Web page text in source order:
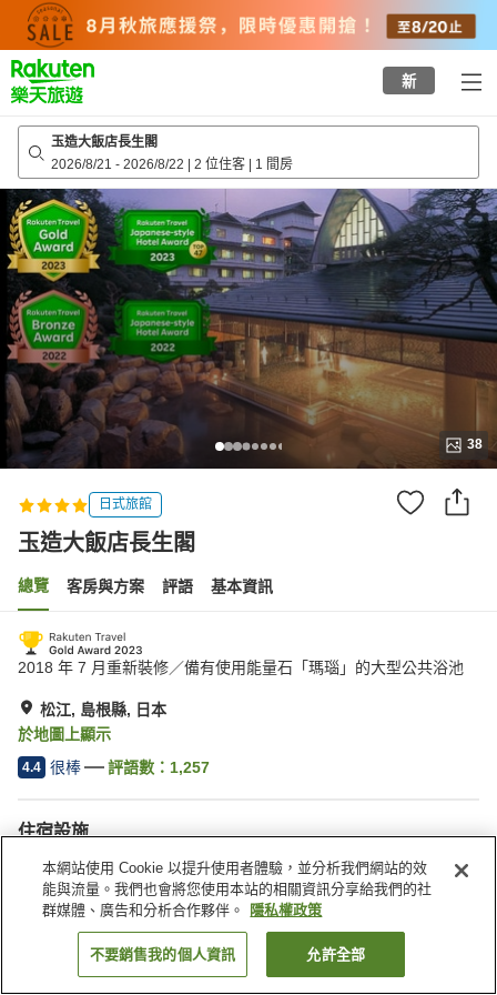
top
page
新
玉造大飯店長生閣
2026/8/21 - 2026/8/22 | 2 位住客 | 1 間房
38
日式旅館
玉造大飯店長生閣
總覽 客房與方案 評語 基本資訊
2018 年 7 月重新裝修／備有使用能量石「瑪瑙」的大型公共浴池
松江, 島根縣, 日本
於地圖上顯示
4.4 很棒 評語數： 1,257
住宿設施
停車場
Spa／美容沙龍
餐廳
休息室
日本 島根縣 松江 玉造大飯店長生閣
找客房
本網站使用 Cookie 以提升使用者體驗，並分析我們網站的效
能與流量。我們也會將您使用本站的相關資訊分享給我們的社
群媒體、廣告和分析合作夥伴。
隱私權政策
不要銷售我的個人資訊 允許全部